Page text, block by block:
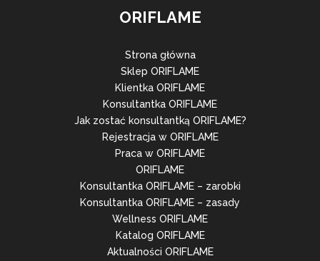
ORIFLAME
Strona główna
Sklep ORIFLAME
Klientka ORIFLAME
Konsultantka ORIFLAME
Jak zostać konsultantką ORIFLAME?
Rejestracja w ORIFLAME
Praca w ORIFLAME
ORIFLAME
Konsultantka ORIFLAME – zarobki
Konsultantka ORIFLAME – zasady
Wellness ORIFLAME
Katalog ORIFLAME
Aktualności ORIFLAME